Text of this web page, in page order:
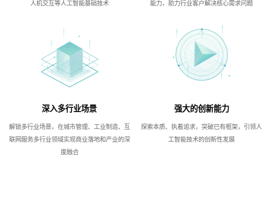
人机交互等人工智能基础技术
能力，助力行业客户解决核心需求问题
深入多行业场景
解锁多行业场景，在城市管理、工业制造、互
联网服务多行业领域实现商业落地和产业的深
度融合
强大的创新能力
探索本质、执着追求，突破已有框架，引领人
工智能技术的创新性发展